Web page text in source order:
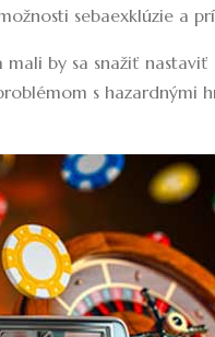
sebaexklúzie a
by sa snažiť nastaviť
s hazardnými